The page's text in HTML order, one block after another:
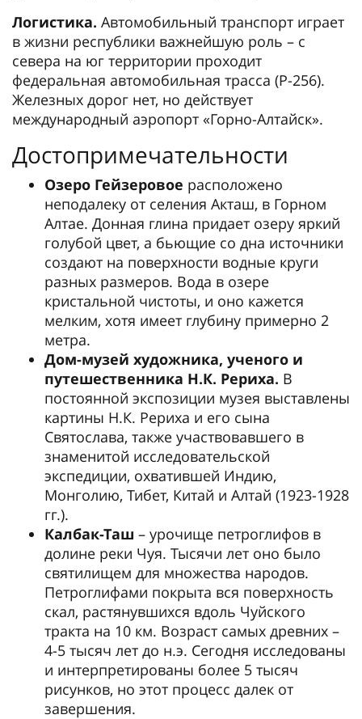
Логистика. Автомобильный транспорт играет
в жизни республики важнейшую роль – с
севера на юг территории проходит
федеральная автомобильная трасса (Р-256).
Железных дорог нет, но действует
международный аэропорт «Горно-Алтайск».
Достопримечательности
Озеро Гейзеровое расположено
неподалеку от селения Акташ, в Горном
Алтае. Донная глина придает озеру яркий
голубой цвет, а бьющие со дна источники
создают на поверхности водные круги
разных размеров. Вода в озере
кристальной чистоты, и оно кажется
мелким, хотя имеет глубину примерно 2
метра.
Дом-музей художника, ученого и
путешественника Н.К. Рериха. В
постоянной экспозиции музея выставлены
картины Н.К. Рериха и его сына
Святослава, также участвовавшего в
знаменитой исследовательской
экспедиции, охватившей Индию,
Монголию, Тибет, Китай и Алтай (1923-1928
гг.).
Калбак-Таш – урочище петроглифов в
долине реки Чуя. Тысячи лет оно было
святилищем для множества народов.
Петроглифами покрыта вся поверхность
скал, растянувшихся вдоль Чуйского
тракта на 10 км. Возраст самых древних –
4-5 тысяч лет до н.э. Сегодня исследованы
и интерпретированы более 5 тысяч
рисунков, но этот процесс далек от
завершения.